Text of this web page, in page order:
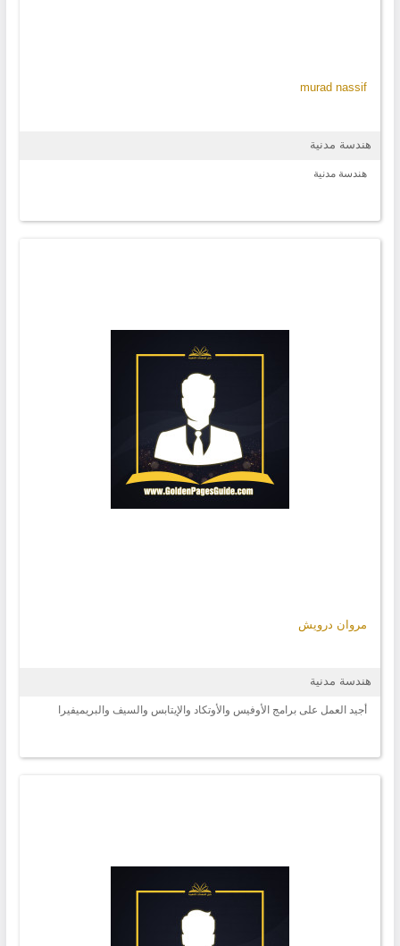
murad nassif
هندسة مدنية
هندسة مدنية
مروان درويش
هندسة مدنية
أجيد العمل على برامج الأوفيس والأوتكاد والإيتابس والسيف والبريميفيرا